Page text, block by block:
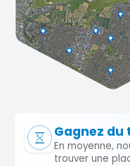
Gagnez du
En moyenne,
trouver une